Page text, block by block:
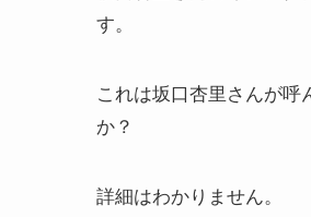
す。
これは坂口杏里さんが呼
か？
詳細はわかりません。